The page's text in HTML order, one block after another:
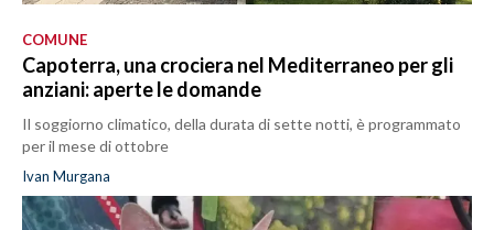
COMUNE
Capoterra, una crociera nel Mediterraneo per gli
anziani: aperte le domande
Il soggiorno climatico, della durata di sette notti, è programmato
per il mese di ottobre
Ivan Murgana